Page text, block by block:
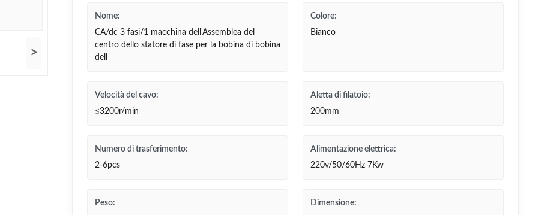
>
Nome:
CA/dc 3 fasi/1 macchina dell'Assemblea del
centro dello statore di fase per la bobina di bobina
dell
Colore:
Bianco
Velocità del cavo:
≤3200r/min
Aletta di filatoio:
200mm
Numero di trasferimento:
2-6pcs
Alimentazione elettrica:
220v/50/60Hz 7Kw
Peso: Dimensione: